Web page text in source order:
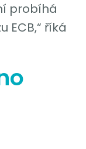
probíhá
ECB,“ říká